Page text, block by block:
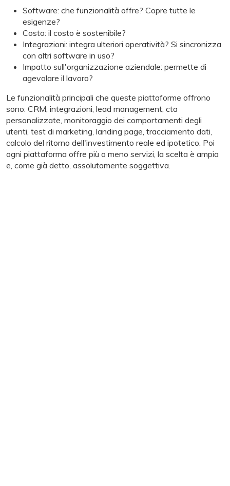
Software: che funzionalità offre? Copre tutte le
esigenze?
Costo: il costo è sostenibile?
Integrazioni: integra ulteriori operatività? Si sincronizza
con altri software in uso?
Impatto sull'organizzazione aziendale: permette di
agevolare il lavoro?
Le funzionalità principali che queste piattaforme offrono
sono: CRM, integrazioni, lead management, cta
personalizzate, monitoraggio dei comportamenti degli
utenti, test di marketing, landing page, tracciamento dati,
calcolo del ritorno dell'investimento reale ed ipotetico. Poi
ogni piattaforma offre più o meno servizi, la scelta è ampia
e, come già detto, assolutamente soggettiva.